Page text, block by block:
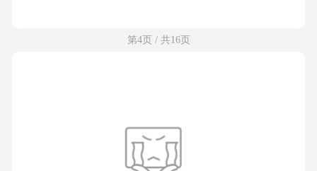
第4页 / 共16页